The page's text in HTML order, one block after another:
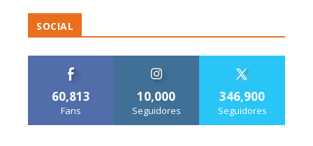
SOCIAL
60,813
Fans
10,000
Seguidores
346,900
Seguidores